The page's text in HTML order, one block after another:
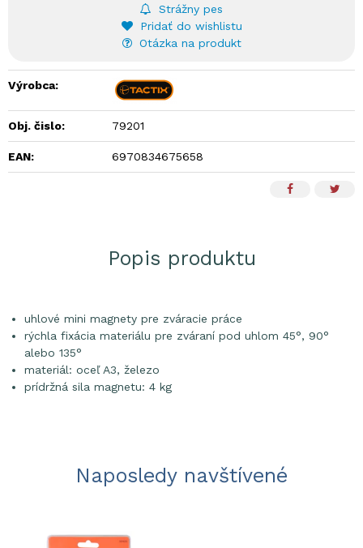
Strážny pes
Pridať do wishlistu
Otázka na produkt
Výrobca:
Obj. čislo: 79201
EAN: 6970834675658
Popis produktu
uhlové mini magnety pre zváracie práce
rýchla fixácia materiálu pre zváraní pod uhlom 45°, 90°
alebo 135°
materiál: oceľ A3, železo
prídržná sila magnetu: 4 kg
Naposledy navštívené